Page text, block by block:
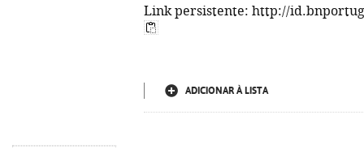
Link persistente: http://
ADICIONAR À LISTA